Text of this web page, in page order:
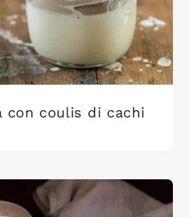
con coulis di cachi